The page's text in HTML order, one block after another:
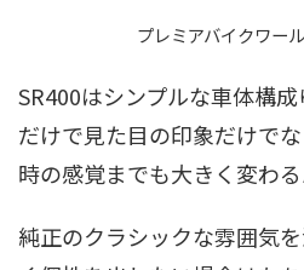
プレミアバイクワー
SR400はシンプルな車体構
だけで見た目の印象だけで
時の感覚までも大きく変わる
純正のクラシックな雰囲気